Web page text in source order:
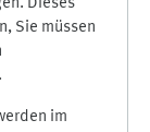
Dieses
Sie müssen
im